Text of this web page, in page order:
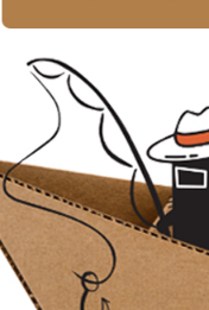
Katalogové číslo:
Cena od
713,90 Kč